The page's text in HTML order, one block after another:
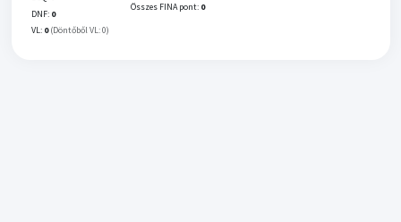
DNF: 0
VL: 0 (Döntőből VL: 0)
Összes FINA pont: 0